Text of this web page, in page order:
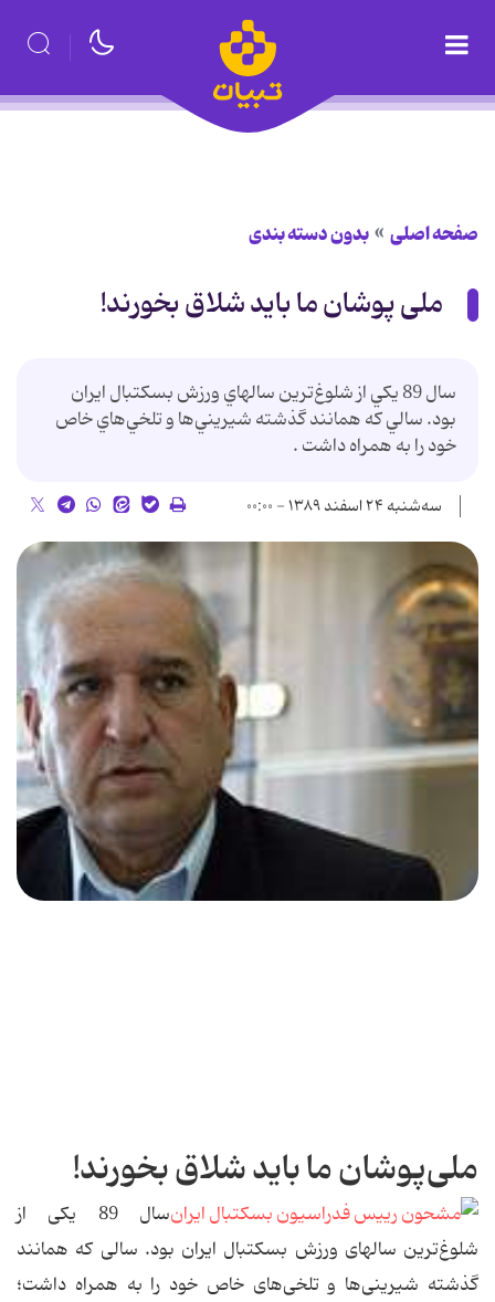
صفحه اصلی بدون دسته بندی
ملی پوشان ما باید شلاق بخورند!
سال 89 يكي از شلوغ‌ترين سالهاي ورزش بسكتبال ايران
بود. سالي كه همانند گذشته شيريني‌ها و تلخي‌هاي خاص
خود را به همراه داشت .
سه‌شنبه ۲۴ اسفند ۱۳۸۹ - ۰۰:۰۰
ملی‌پوشان ما باید شلاق بخورند!
سال 89 یكی از
شلوغ‌ترین سالهای ورزش بسكتبال ایران بود. سالی كه همانند
گذشته شیرینی‌ها و تلخی‌های خاص خود را به همراه داشت؛